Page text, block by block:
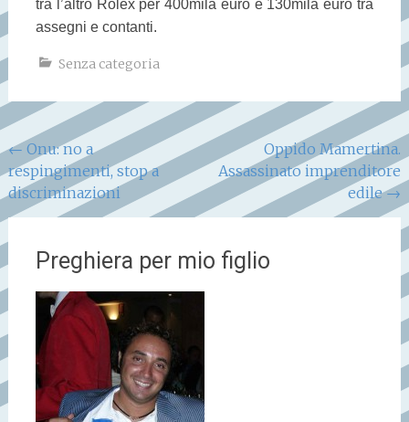
tra l’altro Rolex per 400mila euro e 130mila euro tra
assegni e contanti.
Senza categoria
Navigazione
articoli
←Onu: no a
respingimenti, stop a
discriminazioni
Oppido Mamertina.
Assassinato imprenditore
edile→
Preghiera per mio figlio